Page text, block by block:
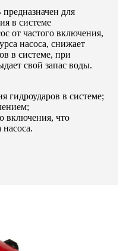
для
в системе
от частого включения,
насоса, снижает
в системе, при
свой запас воды.
гидроударов в системе;
включения, что